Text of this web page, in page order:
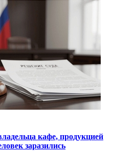
кафе, продукцией
заразились